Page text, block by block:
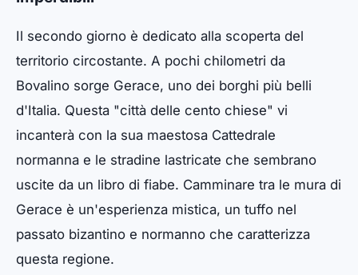
Il secondo giorno è dedicato alla scoperta del
territorio circostante. A pochi chilometri da
Bovalino sorge Gerace, uno dei borghi più belli
d'Italia. Questa "città delle cento chiese" vi
incanterà con la sua maestosa Cattedrale
normanna e le stradine lastricate che sembrano
uscite da un libro di fiabe. Camminare tra le mura di
Gerace è un'esperienza mistica, un tuffo nel
passato bizantino e normanno che caratterizza
questa regione.